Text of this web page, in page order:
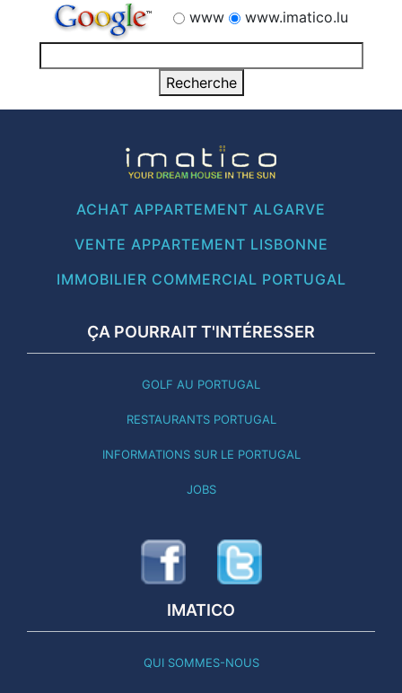
www
www.imatico.lu
ACHAT APPARTEMENT ALGARVE
VENTE APPARTEMENT LISBONNE
IMMOBILIER COMMERCIAL PORTUGAL
ÇA POURRAIT T'INTÉRESSER
GOLF AU PORTUGAL
RESTAURANTS PORTUGAL
INFORMATIONS SUR LE PORTUGAL
JOBS
IMATICO
QUI SOMMES-NOUS